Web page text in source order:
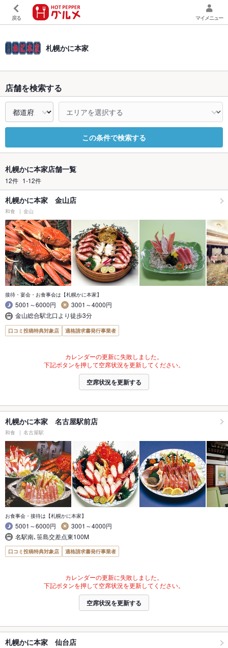
戻る マイメニュー
札幌かに本家
店舗を検索する
この条件で検索する
札幌かに本家店舗一覧
12件 1-12件
札幌かに本家 金山店
和食 金山
接待・宴会・お食事会は【札幌かに本家】
5001～6000円
3001～4000円
金山総合駅北口より徒歩3分
口コミ投稿特典対象店 適格請求書発行事業者
カレンダーの更新に失敗しました。
下記ボタンを押して空席状況を更新してください。
空席状況を更新する
札幌かに本家 名古屋駅前店
和食 名古屋駅
お食事会・接待は【札幌かに本家】
5001～6000円
3001～4000円
名駅南､笹島交差点東100M
口コミ投稿特典対象店 適格請求書発行事業者
カレンダーの更新に失敗しました。
下記ボタンを押して空席状況を更新してください。
空席状況を更新する
札幌かに本家 仙台店